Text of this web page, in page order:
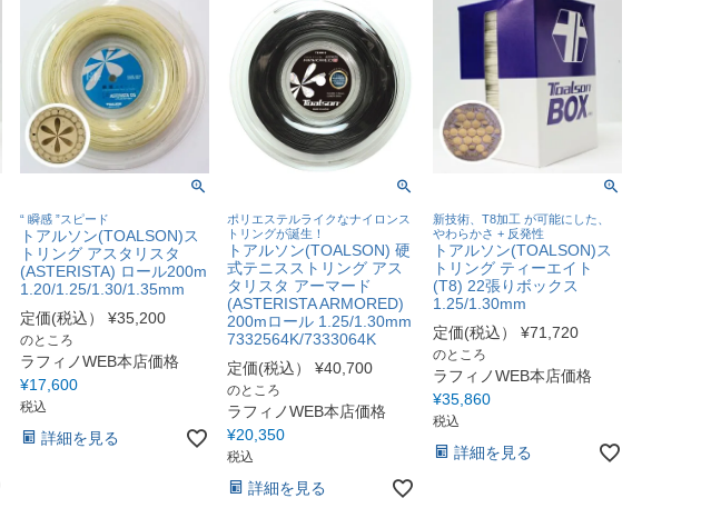
“ 瞬感 ”スピード
トアルソン(TOALSON)ス
トリング アスタリスタ
(ASTERISTA) ロール200m
1.20/1.25/1.30/1.35mm
定価(税込）
¥35,200
のところ
ラフィノWEB本店価格
¥17,600
税込
詳細を見る
ポリエステルライクなナイロンス
トリングが誕生！
トアルソン(TOALSON) 硬
式テニスストリング アス
タリスタ アーマード
(ASTERISTA ARMORED)
200mロール 1.25/1.30mm
7332564K/7333064K
定価(税込）
¥40,700
のところ
ラフィノWEB本店価格
¥20,350
税込
詳細を見る
新技術、T8加工 が可能にした、
やわらかさ + 反発性
トアルソン(TOALSON)ス
トリング ティーエイト
(T8) 22張りボックス
1.25/1.30mm
定価(税込）
¥71,720
のところ
ラフィノWEB本店価格
¥35,860
税込
詳細を見る